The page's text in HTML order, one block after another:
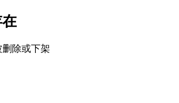
除或下架